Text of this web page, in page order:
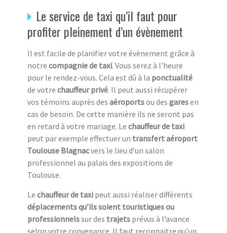
Le service de taxi qu’il faut pour
profiter pleinement d’un évènement
Il est facile de planifier votre évènement grâce à
notre compagnie de taxi. Vous serez à l’heure
pour le rendez-vous. Cela est dû à la ponctualité
de votre chauffeur privé. Il peut aussi récupérer
vos témoins auprès des aéroportsou des garesen
cas de besoin. De cette manière ils ne seront pas
en retard à votre mariage. Le chauffeur de taxi
peut par exemple effectuer un transfert aéroport
Toulouse Blagnacvers le lieu d’un salon
professionnel au palais des expositions de
Toulouse.
Le chauffeur de taxi peut aussi réaliser différents
déplacements qu’ils soient touristiques ou
professionnelssur des trajets prévus à l’avance